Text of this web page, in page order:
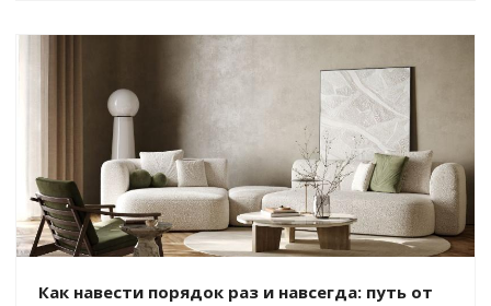
Как навести порядок раз и навсегда: путь от